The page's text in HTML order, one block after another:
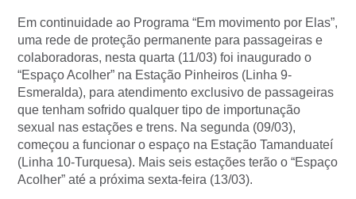
Em continuidade ao Programa “Em movimento por Elas”,
uma rede de proteção permanente para passageiras e
colaboradoras, nesta quarta (11/03) foi inaugurado o
“Espaço Acolher” na Estação Pinheiros (Linha 9-
Esmeralda), para atendimento exclusivo de passageiras
que tenham sofrido qualquer tipo de importunação
sexual nas estações e trens. Na segunda (09/03),
começou a funcionar o espaço na Estação Tamanduateí
(Linha 10-Turquesa). Mais seis estações terão o “Espaço
Acolher” até a próxima sexta-feira (13/03).